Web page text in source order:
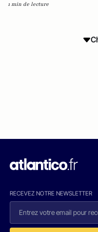
1 min de lecture
RECEVEZ NOTRE NEWSLETTER